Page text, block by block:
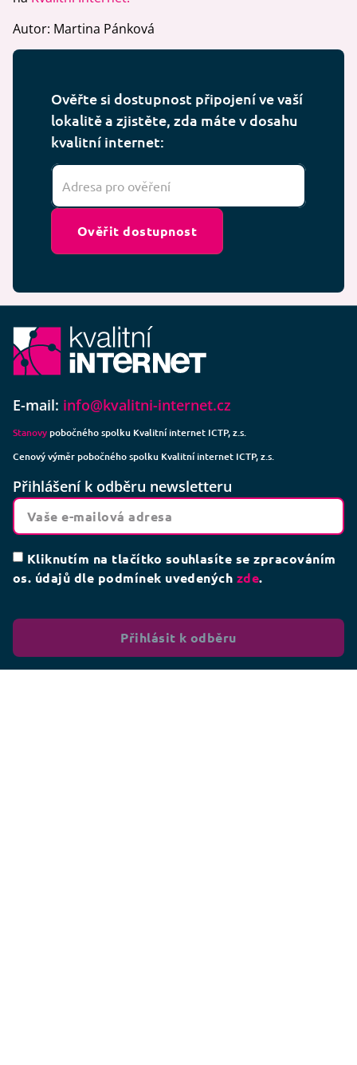
Autor: Martina Pánková
Ověřte si dostupnost připojení ve vaší
lokalitě a zjistěte, zda máte v dosahu
kvalitní internet:
Ověřit dostupnost
E-mail: info@kvalitni-internet.cz
Stanovy pobočného spolku Kvalitní internet ICTP, z.s.
Cenový výměr pobočného spolku Kvalitní internet ICTP, z.s.
Přihlášení k odběru newsletteru
Kliknutím na tlačítko souhlasíte se zpracováním
os. údajů dle podmínek uvedených zde.
Přihlásit k odběru